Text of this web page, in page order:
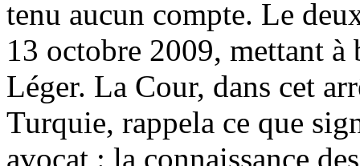
tenu aucun compte. Le
13 octobre 2009, mettant
Léger. La Cour, dans cet
Turquie, rappela ce que
avocat : la connaissance